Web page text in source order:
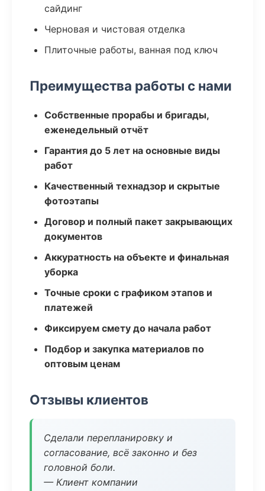
сайдинг
Черновая и чистовая отделка
Плиточные работы, ванная под ключ
Преимущества работы с нами
Собственные прорабы и бригады,
еженедельный отчёт
Гарантия до 5 лет на основные виды
работ
Качественный технадзор и скрытые
фотоэтапы
Договор и полный пакет закрывающих
документов
Аккуратность на объекте и финальная
уборка
Точные сроки с графиком этапов и
платежей
Фиксируем смету до начала работ
Подбор и закупка материалов по
оптовым ценам
Отзывы клиентов
Сделали перепланировку и
согласование, всё законно и без
головной боли.
— Клиент компании